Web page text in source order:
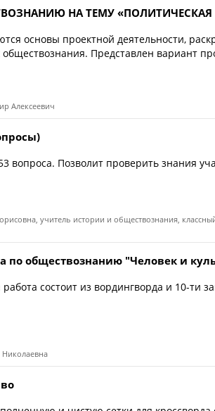
НА ТЕМУ
основы проектной деятельности,
Представлен вариант
Алексеевич
вопроса. Позволит проверить знания
учитель истории и обществознания,
по обществознанию "Человек и
состоит из вордингворда и 10-ти
Николаевна